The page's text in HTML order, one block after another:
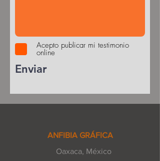
Acepto publicar mi testimonio
online
Enviar
ANFIBIA GRÁFICA
Oaxaca, México